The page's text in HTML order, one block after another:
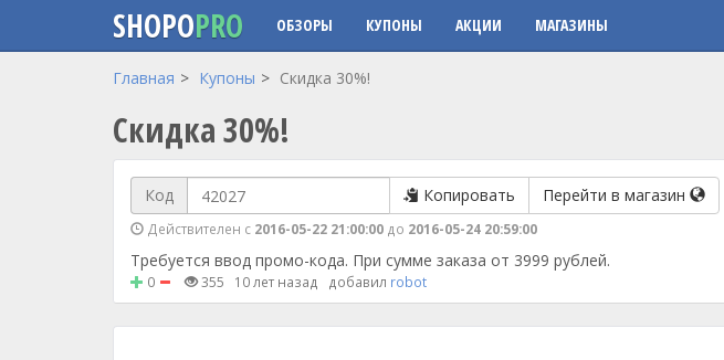
Перейти к основному содержанию
SHOPOPRO ОБЗОРЫ КУПОНЫ АКЦИИ МАГАЗИНЫ
Главная Купоны Скидка 30%!
Скидка 30%!
Код Копировать Перейти в магазин
Действителен с 2016-05-22 21:00:00 до 2016-05-24 20:59:00
Требуется ввод промо-кода. При сумме заказа от 3999 рублей.
0 355 10 лет назад добавил robot